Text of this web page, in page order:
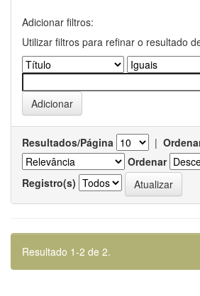
Adicionar filtros:
Utilizar filtros para refinar o resultado
Resultados/Página |
Ordenar
Registro(s)
Resultado 1-2 de 2.